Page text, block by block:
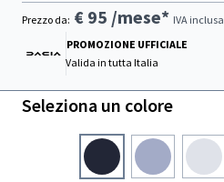
Prezzo da: € 95 /mese* IVA inclusa
PROMOZIONE UFFICIALE
Valida in tutta Italia
Seleziona un colore